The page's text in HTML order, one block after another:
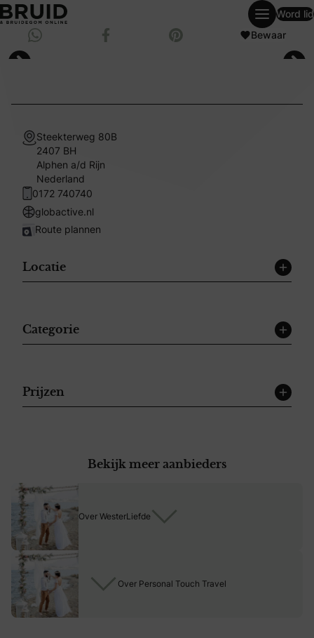
weddingpagesingle
Word lid
Deel via WhatsappDeel op FacebookBewaar op Pinterest
Bewaar
Steekterweg 80B
2407 BH
Alphen a/d Rijn
Nederland
0172 740740
globactive.nl
Route plannen
Locatie
Categorie
Prijzen
Bekijk meer aanbieders
Over Personal Touch Travel
Over WesterLiefde